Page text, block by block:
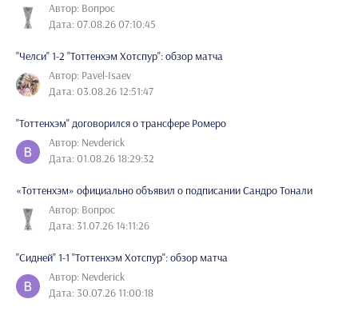
Автор: Вопрос
Дата: 07.08.26 07:10:45
"Челси" 1-2 "Тоттенхэм Хотспур": обзор матча
Автор: Pavel-Isaev
Дата: 03.08.26 12:51:47
"Тоттенхэм" договорился о трансфере Ромеро
Автор: Nevderick
Дата: 01.08.26 18:29:32
«Тоттенхэм» официально объявил о подписании Сандро Тонали
Автор: Вопрос
Дата: 31.07.26 14:11:26
"Сидней" 1-1 "Тоттенхэм Хотспур": обзор матча
Автор: Nevderick
Дата: 30.07.26 11:00:18